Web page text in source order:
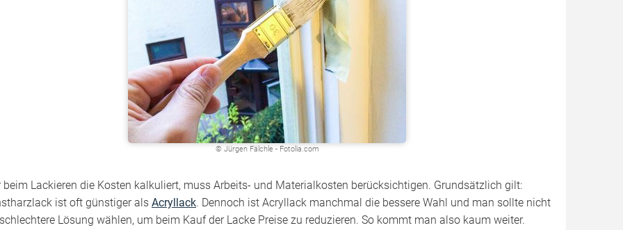
© Jürgen Fälchle - Fotolia.com
beim Lackieren die Kosten kalkuliert, muss Arbeits- und Materialkosten berücksichtigen. Grundsätzlich gilt:
ist oft günstiger als Acryllack. Dennoch ist Acryllack manchmal die bessere Wahl und man sollte nicht
Lösung wählen, um beim Kauf der Lacke Preise zu reduzieren. So kommt man also kaum weiter.